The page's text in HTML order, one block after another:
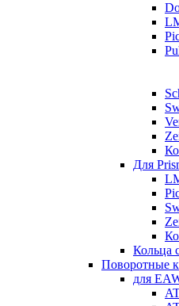
Для
Кольца
Поворотные
для